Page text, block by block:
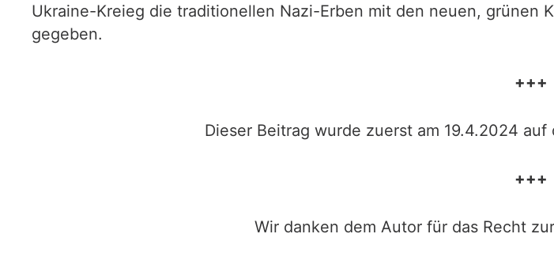
Ukraine-Kreieg die traditionellen Nazi-Erben mit den neuen, grünen
gegeben.
+++
Dieser Beitrag wurde zuerst am 19.4.2024 auf
+++
Wir danken dem Autor für das Recht